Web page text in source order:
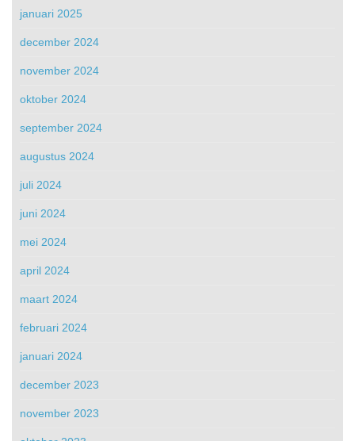
januari 2025
december 2024
november 2024
oktober 2024
september 2024
augustus 2024
juli 2024
juni 2024
mei 2024
april 2024
maart 2024
februari 2024
januari 2024
december 2023
november 2023